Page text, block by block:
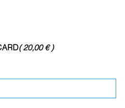
( 20,00 € )